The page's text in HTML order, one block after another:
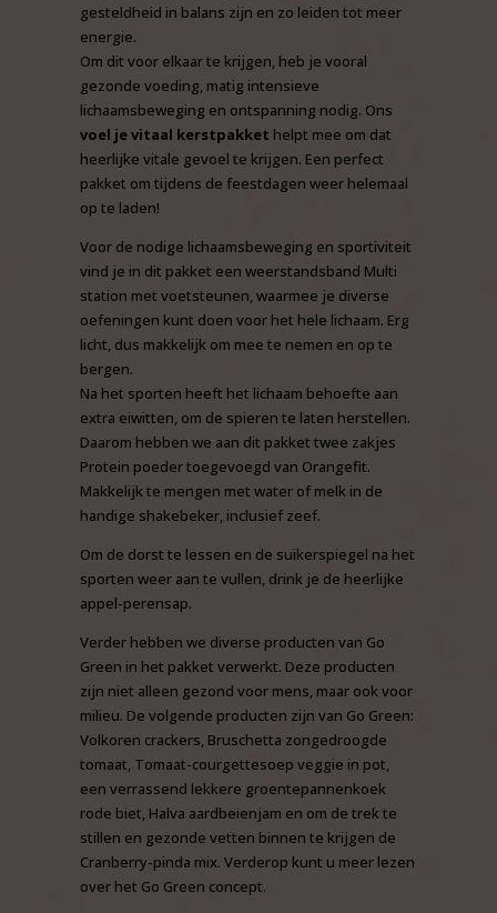
gesteldheid in balans zijn en zo leiden tot meer
energie.
Om dit voor elkaar te krijgen, heb je vooral
gezonde voeding, matig intensieve
lichaamsbeweging en ontspanning nodig. Ons
voel je vitaal kerstpakket helpt mee om dat
heerlijke vitale gevoel te krijgen. Een perfect
pakket om tijdens de feestdagen weer helemaal
op te laden!
Voor de nodige lichaamsbeweging en sportiviteit
vind je in dit pakket een weerstandsband Multi
station met voetsteunen, waarmee je diverse
oefeningen kunt doen voor het hele lichaam. Erg
licht, dus makkelijk om mee te nemen en op te
bergen.
Na het sporten heeft het lichaam behoefte aan
extra eiwitten, om de spieren te laten herstellen.
Daarom hebben we aan dit pakket twee zakjes
Protein poeder toegevoegd van Orangefit.
Makkelijk te mengen met water of melk in de
handige shakebeker, inclusief zeef.
Om de dorst te lessen en de suikerspiegel na het
sporten weer aan te vullen, drink je de heerlijke
appel-perensap.
Verder hebben we diverse producten van Go
Green in het pakket verwerkt. Deze producten
zijn niet alleen gezond voor mens, maar ook voor
milieu. De volgende producten zijn van Go Green:
Volkoren crackers, Bruschetta zongedroogde
tomaat, Tomaat-courgettesoep veggie in pot,
een verrassend lekkere groentepannenkoek
rode biet, Halva aardbeienjam en om de trek te
stillen en gezonde vetten binnen te krijgen de
Cranberry-pinda mix. Verderop kunt u meer lezen
over het Go Green concept.